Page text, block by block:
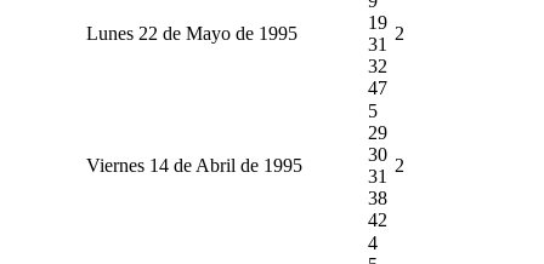
Lunes 22 de Mayo de 1995
19
31
32
47
2
Viernes 14 de Abril de 1995
5
29
30
31
38
42
2
4